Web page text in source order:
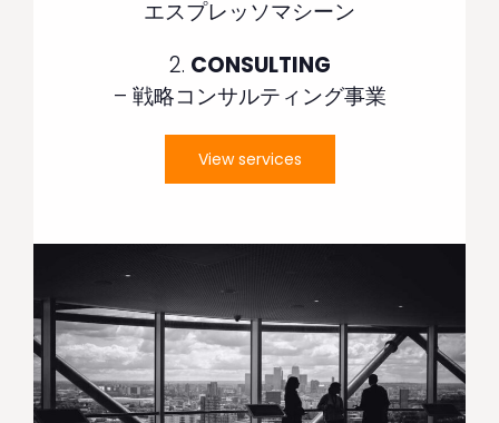
エスプレッソマシーン
2. CONSULTING
– 戦略コンサルティング事業
View services